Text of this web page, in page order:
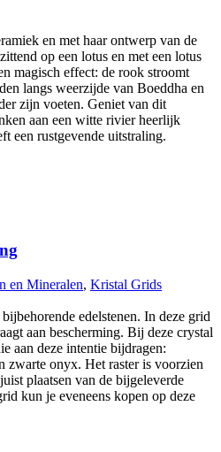
en met haar ontwerp van de
op een lotus en met een lotus
magisch effect: de rook stroomt
langs weerzijde van Boeddha en
zijn voeten. Geniet van dit
aan een witte rivier heerlijk
een rustgevende uitstraling.
en Mineralen, Kristal Grids
edelstenen. In deze grid
aan bescherming. Bij deze crystal
aan deze intentie bijdragen:
zwarte onyx. Het raster is voorzien
plaatsen van de bijgeleverde
kun je eveneens kopen op deze